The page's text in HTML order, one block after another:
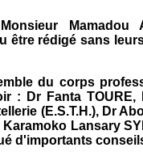
être rédigé sans
du corps
: Dr Fanta TOURE,
(E.S.T.H.), Dr
Lansary
d'importants